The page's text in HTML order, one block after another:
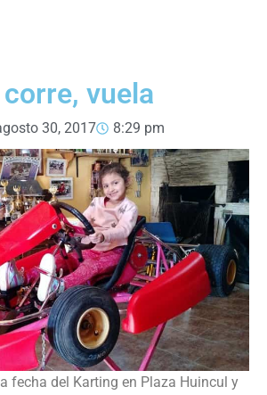
vuela
30, 2017 8:29 pm
fecha del Karting en Plaza Huincul y